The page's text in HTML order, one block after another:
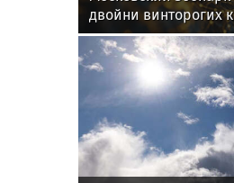
двойни винторогих